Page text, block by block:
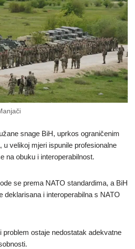
snage BiH, uprkos ograničenim
velikoj mjeri ispunile profesionalne
na obuku i interoperabilnost.
se prema NATO standardima, a BiH
deklarisana i interoperabilna s NATO
problem ostaje nedostatak adekvatne